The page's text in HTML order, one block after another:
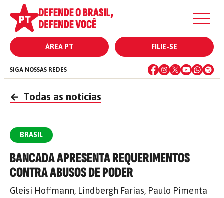
ÁREA PT FILIE-SE
SIGA NOSSAS REDES
← Todas as notícias
BRASIL
BANCADA APRESENTA REQUERIMENTOS
CONTRA ABUSOS DE PODER
Gleisi Hoffmann, Lindbergh Farias, Paulo Pimenta